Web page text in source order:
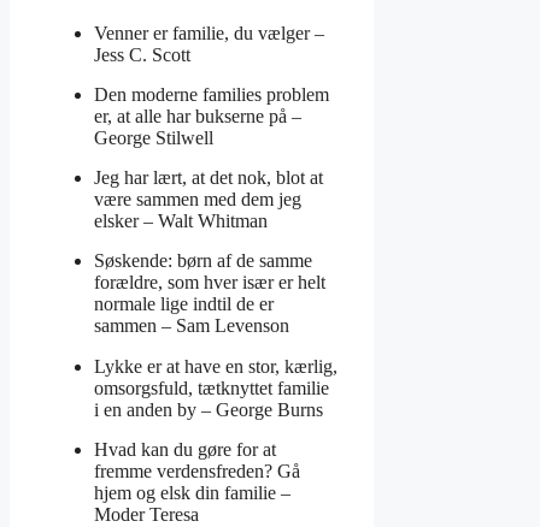
Venner er familie, du vælger –
Jess C. Scott
Den moderne families problem
er, at alle har bukserne på –
George Stilwell
Jeg har lært, at det nok, blot at
være sammen med dem jeg
elsker – Walt Whitman
Søskende: børn af de samme
forældre, som hver især er helt
normale lige indtil de er
sammen – Sam Levenson
Lykke er at have en stor, kærlig,
omsorgsfuld, tætknyttet familie
i en anden by – George Burns
Hvad kan du gøre for at
fremme verdensfreden? Gå
hjem og elsk din familie –
Moder Teresa